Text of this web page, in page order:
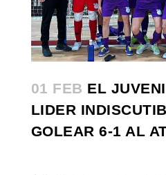
01 FEB EL
LIDER
GOLEAR 6-1 AL